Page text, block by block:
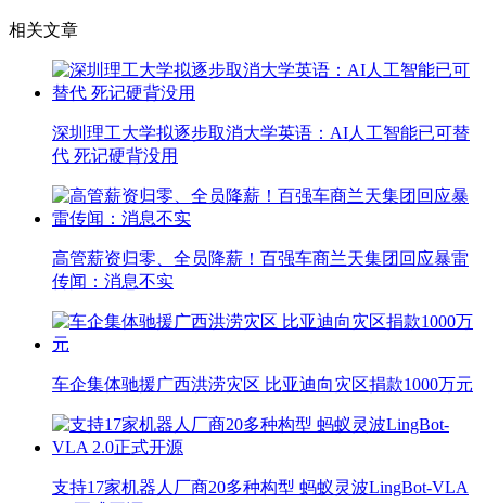
相关文章
深圳理工大学拟逐步取消大学英语：AI人工智能已可替
代 死记硬背没用
高管薪资归零、全员降薪！百强车商兰天集团回应暴雷
传闻：消息不实
车企集体驰援广西洪涝灾区 比亚迪向灾区捐款1000万元
支持17家机器人厂商20多种构型 蚂蚁灵波LingBot-VLA